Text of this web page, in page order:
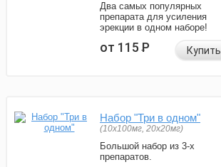
Два самых популярных
препарата для усиления
эрекции в одном наборе!
от 115Р Купить
Набор "Три в одном"
(10x100мг, 20x20мг)
Большой набор из 3-х
препаратов.